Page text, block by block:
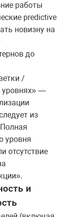
работы
predictive
новизну на
до
/
уровнях» —
из
уровня
отсутствие
и